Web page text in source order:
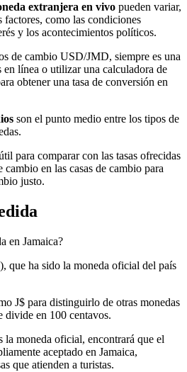
extranjera en vivo pueden variar,
factores, como las condiciones
y los acontecimientos políticos.
de cambio USD/JMD, siempre es una
en línea o utilizar una calculadora de
obtener una tasa de conversión en
son el punto medio entre los tipos de
para comparar con las tasas ofrecidas
en las casas de cambio para
justo.
en Jamaica?
que ha sido la moneda oficial del país
J$ para distinguirlo de otras monedas
divide en 100 centavos.
la moneda oficial, encontrará que el
aceptado en Jamaica,
que atienden a turistas.